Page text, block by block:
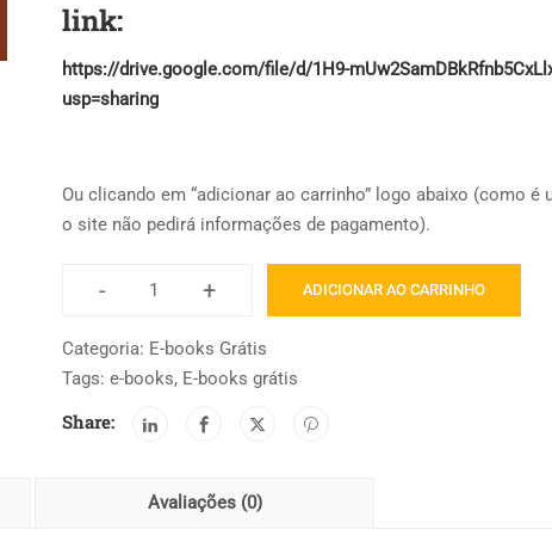
link:
https://drive.google.com/file/d/1H9-
usp=sharing
Ou clicando em “adicionar ao carrinho” logo abaixo (como é
o site não pedirá informações de pagamento).
-
Narrar
Desde
la
+ ADICIONAR AO CARRINHO
Categoria: E-books Grátis
Tags: e-books, E-books grátis
Share:
Avaliações (0)